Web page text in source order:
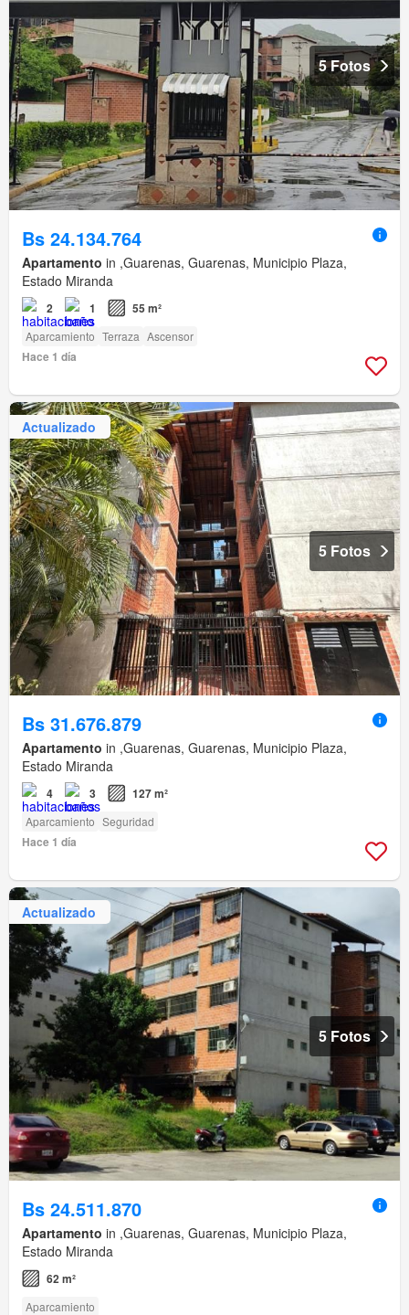
5 Fotos
Bs 24.134.764
Apartamento in ,Guarenas, Guarenas, Municipio Plaza,
Estado Miranda
2 1 55 m²
Aparcamiento Terraza Ascensor
Hace 1 día
Actualizado
5 Fotos
Bs 31.676.879
Apartamento in ,Guarenas, Guarenas, Municipio Plaza,
Estado Miranda
4 3 127 m²
Aparcamiento Seguridad
Hace 1 día
Actualizado
5 Fotos
Bs 24.511.870
Apartamento in ,Guarenas, Guarenas, Municipio Plaza,
Estado Miranda
62 m²
Aparcamiento